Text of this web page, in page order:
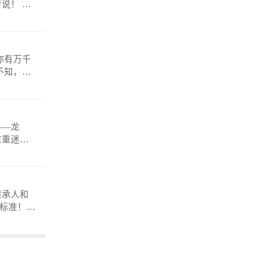
微
龙
迷
人和